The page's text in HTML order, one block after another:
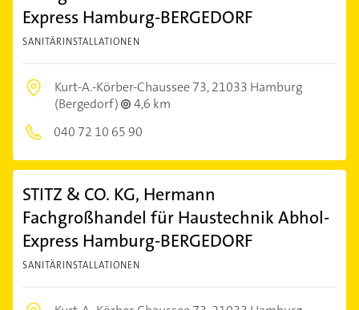
Express Hamburg-BERGEDORF
SANITÄRINSTALLATIONEN
Kurt-A.-Körber-Chaussee 73,21033 Hamburg
(Bergedorf)
4,6 km
040 72 10 65 90
STITZ & CO. KG, Hermann
Fachgroßhandel für Haustechnik Abhol-
Express Hamburg-BERGEDORF
SANITÄRINSTALLATIONEN